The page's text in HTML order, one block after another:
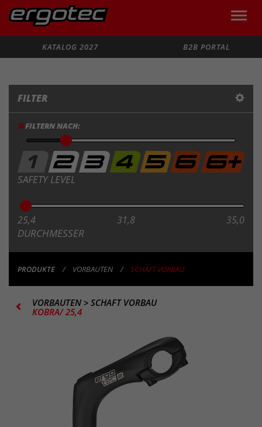
Toggle
KATALOG 2027
B2B PORTAL
FILTER
FILTERN NACH:
SAFETY LEVEL
25,4 31,8 35,0
DURCHMESSER
PRODUKTE VORBAUTEN SCHAFT VORBAU
VORBAUTEN > SCHAFT VORBAU
KOBRA/ 25,4